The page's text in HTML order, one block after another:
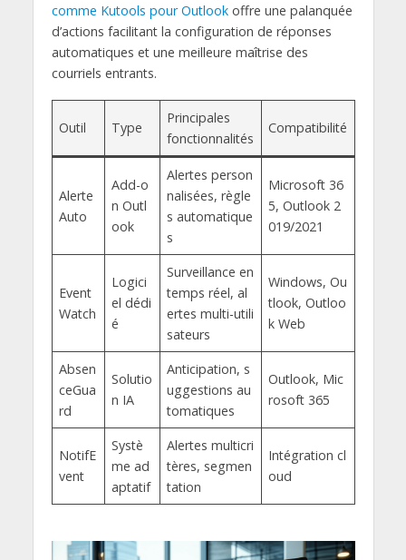
comme Kutools pour Outlookoffre une palanquée
d’actions facilitant la configuration de réponses
automatiques et une meilleure maîtrise des
courriels entrants.
Outil Type
Principales
fonctionnalités
Compatibilité
Alerte
Auto
Add-o
n Outl
ook
Alertes person
nalisées, règle
s automatique
s
Microsoft 36
5, Outlook 2
019/2021
Event
Watch
Logici
el dédi
é
Surveillance en
temps réel, al
ertes multi-utili
sateurs
Windows, Ou
tlook, Outloo
k Web
Absen
ceGua
rd
Solutio
n IA
Anticipation, s
uggestions au
tomatiques
Outlook, Mic
rosoft 365
NotifE
vent
Systè
me ad
aptatif
Alertes multicri
tères, segmen
tation
Intégration cl
oud